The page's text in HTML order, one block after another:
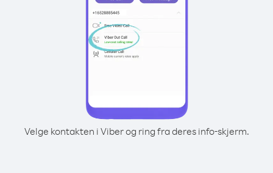
Velge kontakten i Viber og ring fra deres info-skjerm.